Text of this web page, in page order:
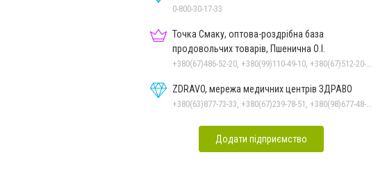
0-800-30-17-33
Точка Смаку, оптова-роздрібна база
продовольчих товарів, Пшенична О.І.
ZDRAVO, мережа медичних центрів ЗДРАВО
Додати підприємство